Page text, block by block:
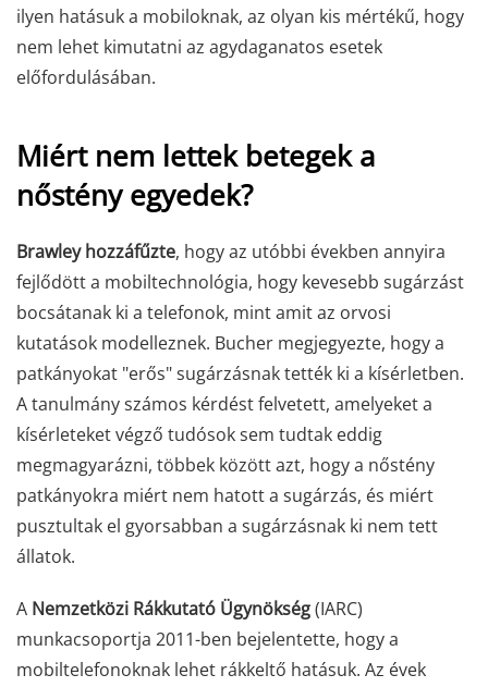
ilyen hatásuk a mobiloknak, az olyan kis mértékű, hogy
nem lehet kimutatni az agydaganatos esetek
előfordulásában.
Miért nem lettek betegek a
nőstény egyedek?
Brawley hozzáfűzte, hogy az utóbbi években annyira
fejlődött a mobiltechnológia, hogy kevesebb sugárzást
bocsátanak ki a telefonok, mint amit az orvosi
kutatások modelleznek. Bucher megjegyezte, hogy a
patkányokat "erős" sugárzásnak tették ki a kísérletben.
A tanulmány számos kérdést felvetett, amelyeket a
kísérleteket végző tudósok sem tudtak eddig
megmagyarázni, többek között azt, hogy a nőstény
patkányokra miért nem hatott a sugárzás, és miért
pusztultak el gyorsabban a sugárzásnak ki nem tett
állatok.
A Nemzetközi Rákkutató Ügynökség(IARC)
munkacsoportja 2011-ben bejelentette, hogy a
mobiltelefonoknak lehet rákkeltő hatásuk. Az évek